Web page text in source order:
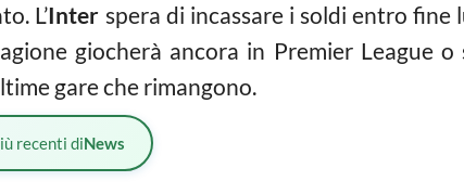
L’Inter spera di incassare i soldi entro
giocherà ancora in Premier League
gare che rimangono.
recenti diNews